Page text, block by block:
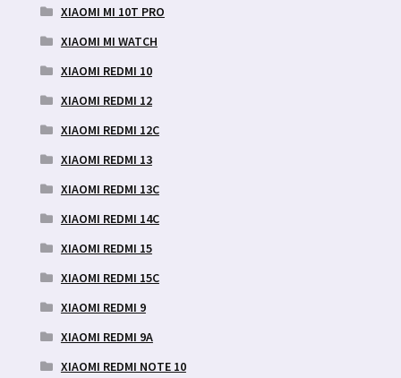
XIAOMI MI 10T PRO
XIAOMI MI WATCH
XIAOMI REDMI 10
XIAOMI REDMI 12
XIAOMI REDMI 12C
XIAOMI REDMI 13
XIAOMI REDMI 13C
XIAOMI REDMI 14C
XIAOMI REDMI 15
XIAOMI REDMI 15C
XIAOMI REDMI 9
XIAOMI REDMI 9A
XIAOMI REDMI NOTE 10